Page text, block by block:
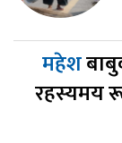
महेश
रहस्यमय